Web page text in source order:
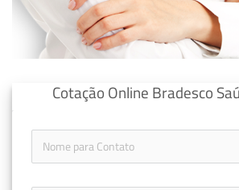
Cotação Online Bradesco